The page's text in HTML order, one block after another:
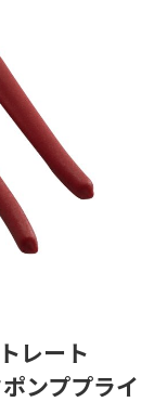
レート
ンププライ